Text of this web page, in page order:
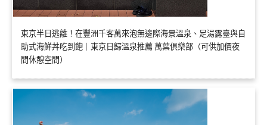
東京半日逃離！在豐洲千客萬來泡無邊際海景溫泉、足湯露臺與自
助式海鮮丼吃到飽｜東京日歸溫泉推薦 萬葉俱樂部（可供加價夜
間休憩空間）